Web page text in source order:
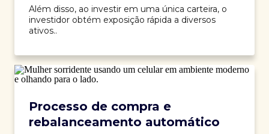
Além disso, ao investir em uma única carteira, o
investidor obtém exposição rápida a diversos
ativos..
Processo de compra e
rebalanceamento automático